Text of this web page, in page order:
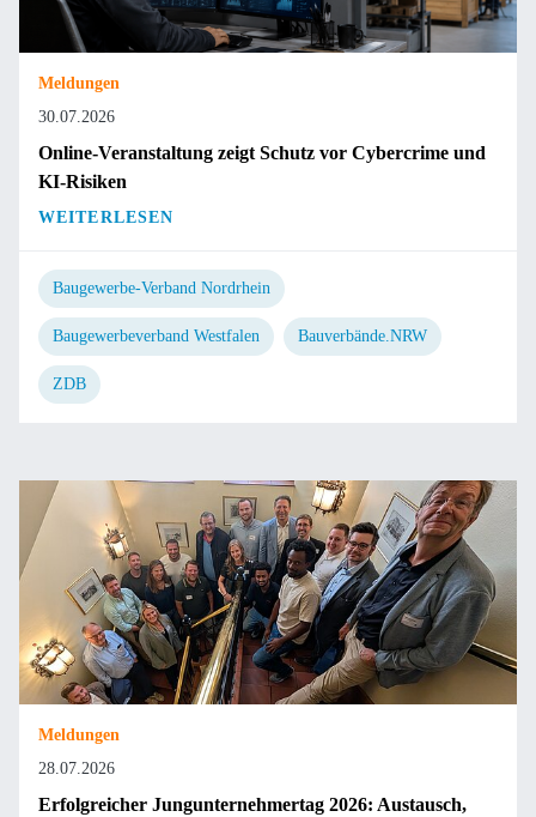
Meldungen
30.07.2026
Online-Veranstaltung zeigt Schutz vor Cybercrime und
KI-Risiken
WEITERLESEN
Baugewerbe-Verband Nordrhein
Baugewerbeverband Westfalen Bauverbände.NRW
ZDB
Meldungen
28.07.2026
Erfolgreicher Jungunternehmertag 2026: Austausch,